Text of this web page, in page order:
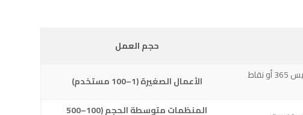
حجم العمل
الأعمال الصغيرة (1–100 مستخدم)
ميتاليك كخدمة، النسخ الاحتياطي لـ أوفيس 365 أو نقاط
المنظمات متوسطة الحجم (100–500